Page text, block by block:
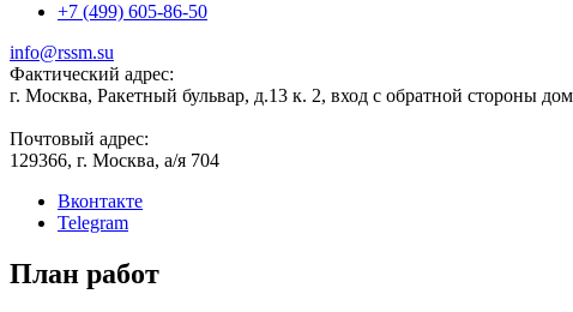
+7 (499) 605-86-50
info@rssm.su
Фактический адрес:
г. Москва, Ракетный бульвар, д.13 к. 2, вход с обратной стороны
Почтовый адрес:
129366, г. Москва, а/я 704
Вконтакте
Telegram
План работ